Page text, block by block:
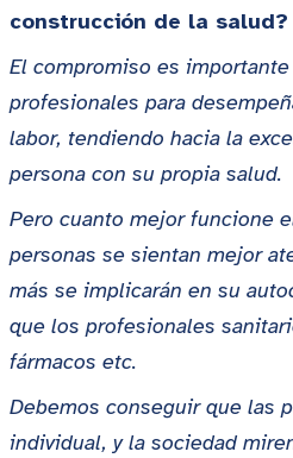
construcción de la salud?
El compromiso es
profesionales para
labor, tendiendo hacia la
persona con su propia salud.
Pero cuanto mejor funcione
personas se sientan mejor
más se implicarán en su
que los profesionales
fármacos etc.
Debemos conseguir que las
individual, y la sociedad